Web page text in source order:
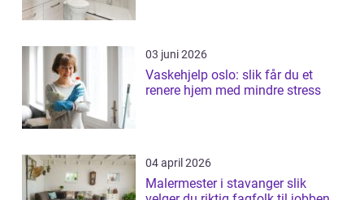
03 juni 2026
Vaskehjelp oslo: slik får du et
renere hjem med mindre stress
04 april 2026
Malermester i stavanger slik